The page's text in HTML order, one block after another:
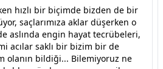
hızlı bir biçimde bizden de bir
saçlarımıza aklar düşerken o
aslında engin hayat tecrübeleri,
acılar saklı bir bizim bir de
olanın bildiği... Bilemiyoruz ne